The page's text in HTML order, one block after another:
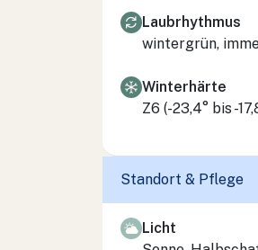
Laubrhythmus
wintergrün,
Winterhärte
Z6 (-23,4° bis -
Standort & Pflege
Licht